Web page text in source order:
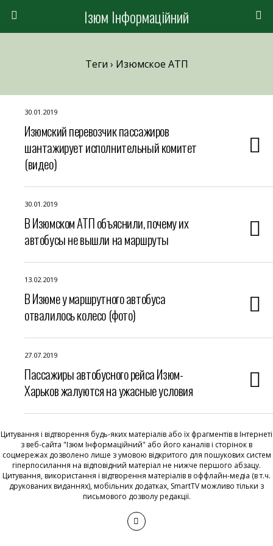
Ізюм Інформаційний
Теги › Изюмское АТП
30.01.2019
Изюмский перевозчик пассажиров
шантажирует исполнительный комитет
(видео)
30.01.2019
В Изюмском АТП объяснили, почему их
автобусы не вышли на маршруты
13.02.2019
В Изюме у маршрутного автобуса
отвалилось колесо (фото)
27.07.2019
Пассажиры автобусного рейса Изюм-
Харьков жалуются на ужасные условия
Цитування і відтворення будь-яких матеріалів або їх фрагментів в Інтернеті
з веб-сайта "Ізюм Інформаційний" або його каналів і сторінок в
соцмережах дозволено лише з умовою відкритого для пошукових систем
гіперпосилання на відповідний матеріал не нижче першого абзацу.
Цитування, використання і відтворення матеріалів в оффлайн-медіа (в т.ч.
друкованих виданнях), мобільних додатках, SmartTV можливо тільки з
письмового дозволу редакції.